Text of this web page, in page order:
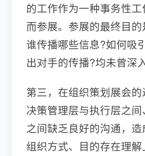
的工作作为一种事务性
而参展。参展的最终目
谁传播哪些信息?如何吸
出对手的传播?均未曾深
第三，在组织策划展会
决策管理层与执行层之
之间缺乏良好的沟通，
组织方式、目的存在理